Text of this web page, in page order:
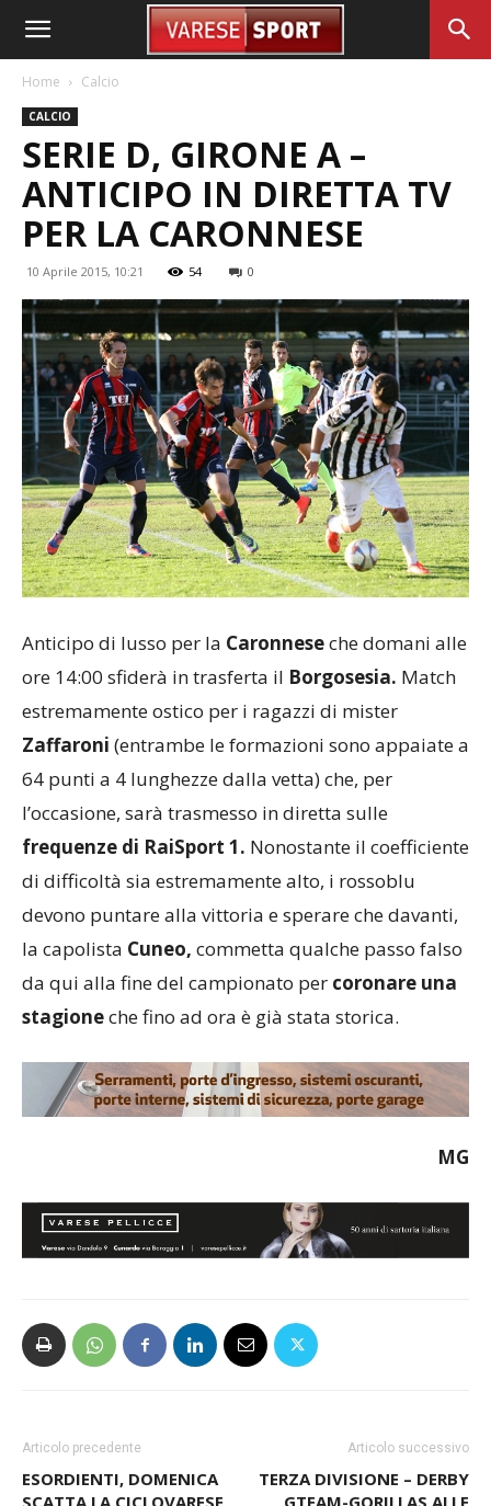
Home Calcio
CALCIO
SERIE D, GIRONE A –
ANTICIPO IN DIRETTA TV
PER LA CARONNESE
10 Aprile 2015, 10:21 54 0
Anticipo di lusso per la Caronneseche domani alle
ore 14:00 sfiderà in trasferta il Borgosesia. Match
estremamente ostico per i ragazzi di mister
Zaffaroni (entrambe le formazioni sono appaiate a
64 punti a 4 lunghezze dalla vetta) che, per
l’occasione, sarà trasmesso in diretta sulle
frequenze di RaiSport 1. Nonostante il coefficiente
di difficoltà sia estremamente alto, i rossoblu
devono puntare alla vittoria e sperare che davanti,
la capolista Cuneo, commetta qualche passo falso
da qui alla fine del campionato per coronare una
stagioneche fino ad ora è già stata storica.
Articolo precedente Articolo successivo